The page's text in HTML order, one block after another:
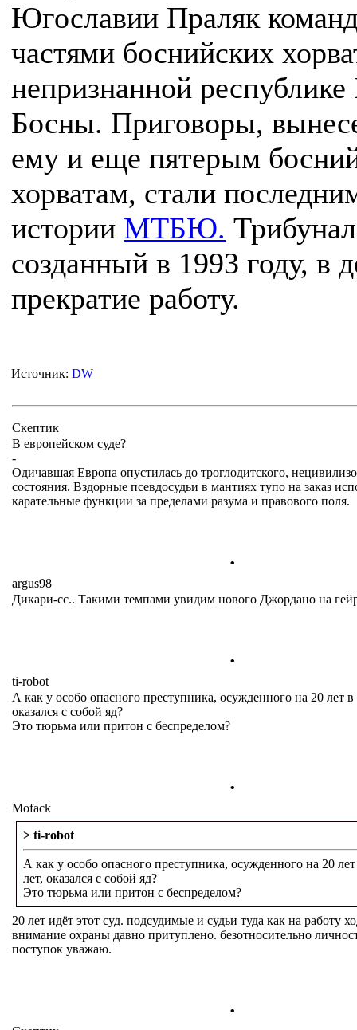
Югославии Праляк
частями боснийских
непризнанной республике
Босны. Приговоры,
ему и еще пятерым
хорватам, стали
истории МТБЮ.
созданный в 1993 году, в
прекратие работу.
Источник: DW
Cкептик
В европейском суде?
-
Одичавшая Европа опустилась до троглодитского,
состояния. Вздорные псевдосудьи в мантиях тупо на заказ
карательные функции за пределами разума и правового поля.
.
argus98
Дикари-сс.. Такими темпами увидим нового Джордано на
.
ti-robot
А как у особо опасного преступника, осужденного на 20 лет в
оказался с собой яд?
Это тюрьма или притон с беспределом?
.
Mofack
> ti-robot
А как у особо опасного преступника, осужденного на 20 лет
лет, оказался с собой яд?
Это тюрьма или притон с беспределом?
20 лет идёт этот суд. подсудимые и судьи туда как на работу
внимание охраны давно притуплено. безотносительно
поступок уважаю.
.